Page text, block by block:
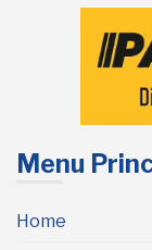
Menu
Home